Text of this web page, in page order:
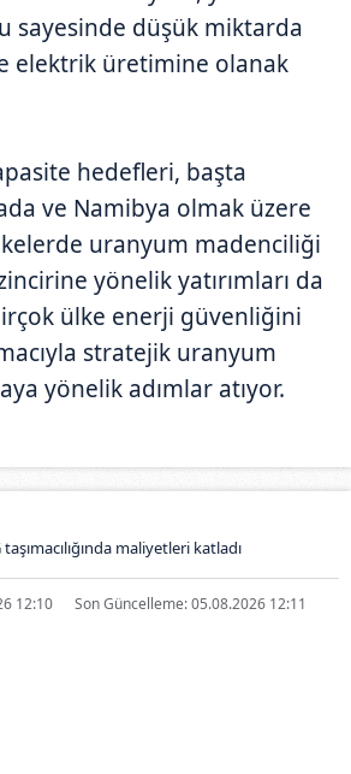
sayesinde düşük miktarda
elektrik üretimine olanak
hedefleri, başta
ve Namibya olmak üzere
uranyum madenciliği
yönelik yatırımları da
ülke enerji güvenliğini
stratejik uranyum
yönelik adımlar atıyor.
maliyetleri katladı
12:10 Son Güncelleme: 05.08.2026 12:11